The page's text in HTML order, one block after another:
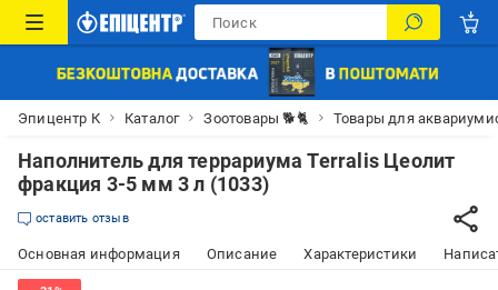
Эпицентр К Каталог Зоотовары 🐕🐈 Товары для
Наполнитель для террариума Terralis Цеолит
фракция 3-5 мм 3 л (1033)
оставить отзыв
Основная информация Описание Характеристики